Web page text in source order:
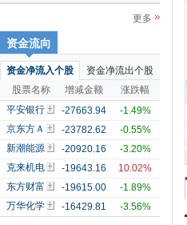
更多
资金流向
资金净流入个股
资金净流出个股
股票名称
增减金额
涨跌幅
平安银行
-27663.94
-1.49%
京东方Ａ
-23782.62
-0.55%
新潮能源
-20920.16
-3.20%
克来机电
-19643.16
10.02%
东方财富
-19615.00
-1.89%
万华化学
-16429.81 -3.56%